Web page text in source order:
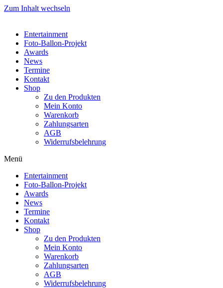
Zum Inhalt wechseln
Entertainment
Foto-Ballon-Projekt
Awards
News
Termine
Kontakt
Shop
Zu den Produkten
Mein Konto
Warenkorb
Zahlungsarten
AGB
Widerrufsbelehrung
Menü
Entertainment
Foto-Ballon-Projekt
Awards
News
Termine
Kontakt
Shop
Zu den Produkten
Mein Konto
Warenkorb
Zahlungsarten
AGB
Widerrufsbelehrung